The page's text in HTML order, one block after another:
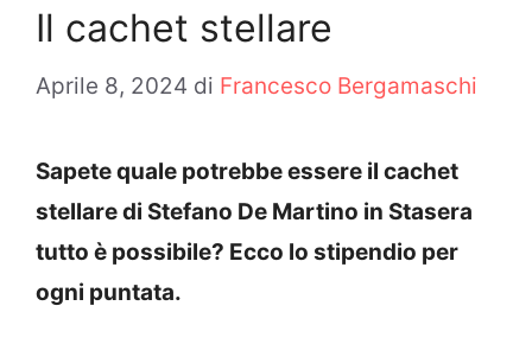
Il cachet stellare
Aprile 8, 2024 di Francesco Bergamaschi
Sapete quale potrebbe essere il cachet
stellare di Stefano De Martino in Stasera
tutto è possibile? Ecco lo stipendio per
ogni puntata.